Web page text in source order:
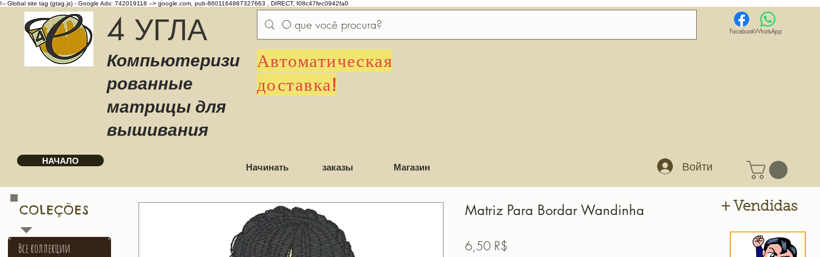
!-- Global site tag (gtag.js) - Google Ads: 742019118 --> google.com, pub-8601164987327663 , DIRECT, f08c47fec0942fa0
4 УГЛА
Компьютеризи
рованные
матрицы для
вышивания
Автоматическая
доставка!
FacebookWhatsApp
НАЧАЛО
Начинать заказы Магазин Войти
Matriz Para Bordar Wandinha
6,50 R$
Все коллекции
COLEÇÕES + Vendidas